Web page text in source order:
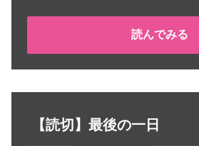
読んでみる
【読切】最後の一日